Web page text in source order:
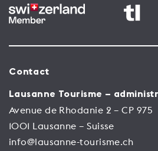
Contact
Lausanne Tourisme –
Avenue de Rhodanie 2 – CP 975
1001 Lausanne – Suisse
info@lausanne-tourisme.ch